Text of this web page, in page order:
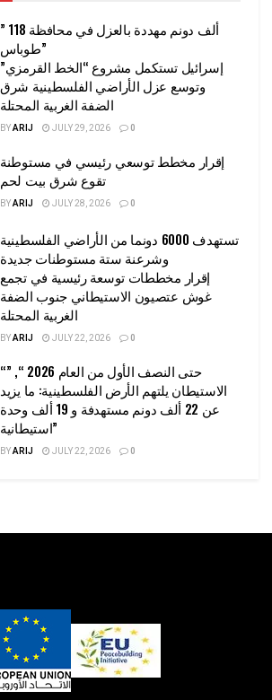
” 118 ألف دونم مهددة بالعزل في محافظة
طوباس”
إسرائيل تستكمل مشروع “الخط القرمزي”
وتوسع عزل الأراضي الفلسطينية شرق
الضفة الغربية المحتلة
BYARIJ JULY 29, 2026 0
إقرار مخطط توسعي رئيسي في مستوطنة
تقوع شرق بيت لحم
BYARIJ JULY 28, 2026 0
تستهدف 6000 دونما من الأراضي الفلسطينية
وشرعنة ستة مستوطنات جديدة
إقرار مخططات توسعة رئيسية في تجمع
غوش عتصيون الاستيطاني جنوب الضفة
الغربية المحتلة
BYARIJ JULY 22, 2026 0
“حتى النصف الأول من العام 2026 “, ”
الاستيطان يلتهم الأرض الفلسطينية: ما يزيد
عن 22 ألف دونم مستهدفة و 19 ألف وحدة
استيطانية”
BYARIJ JULY 22, 2026 0